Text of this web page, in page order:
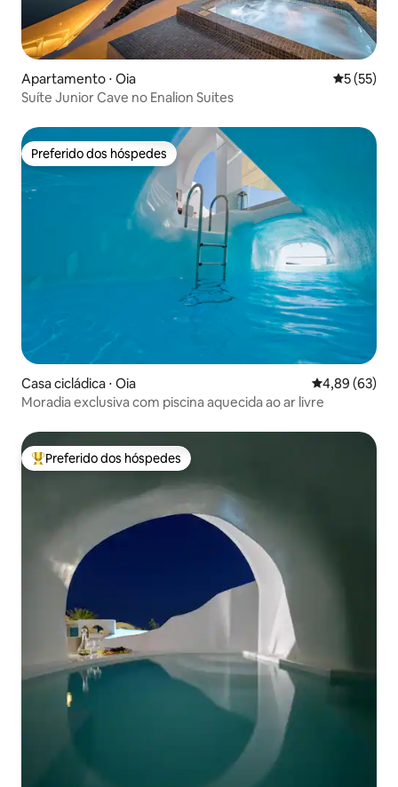
Apartamento ⋅ Oia 5 de uma
5 (55)
Suíte Junior Cave no Enalion Suites
Preferido dos hóspedes
Preferido dos hóspedes
Casa cicládica ⋅ Oia 4,89 de uma
4,89 (63)
Moradia exclusiva com piscina aquecida ao ar livre
Entre os melhores preferidos dos hóspedes
Preferido dos hóspedes